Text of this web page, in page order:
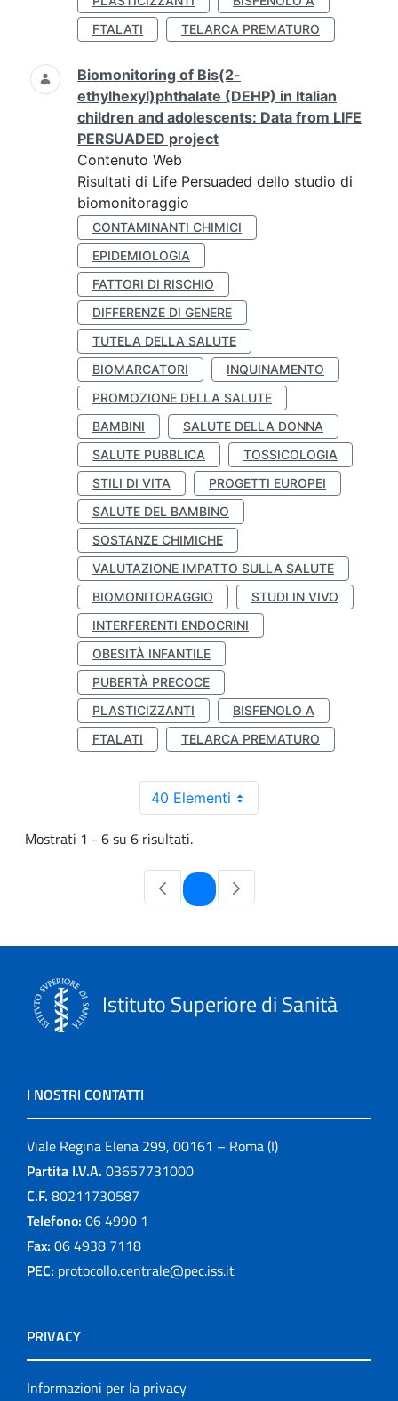
FTALATI
TELARCA PREMATURO
Biomonitoring of Bis(2-
ethylhexyl)phthalate (DEHP) in Italian
children and adolescents: Data from LIFE
PERSUADED project
Contenuto Web
Risultati di Life Persuaded dello studio di
biomonitoraggio
CONTAMINANTI CHIMICI
EPIDEMIOLOGIA
FATTORI DI RISCHIO
DIFFERENZE DI GENERE
TUTELA DELLA SALUTE
BIOMARCATORI
INQUINAMENTO
PROMOZIONE DELLA SALUTE
BAMBINI
SALUTE DELLA DONNA
SALUTE PUBBLICA
TOSSICOLOGIA
STILI DI VITA
PROGETTI EUROPEI
SALUTE DEL BAMBINO
SOSTANZE CHIMICHE
VALUTAZIONE IMPATTO SULLA SALUTE
BIOMONITORAGGIO
STUDI IN VIVO
INTERFERENTI ENDOCRINI
OBESITÀ INFANTILE
PUBERTÀ PRECOCE
PLASTICIZZANTI
BISFENOLO A
FTALATI
TELARCA PREMATURO
40 Elementi
Mostrati 1 - 6 su 6 risultati.
Pagina
Istituto Superiore di Sanità
I NOSTRI CONTATTI
Viale Regina Elena 299, 00161 – Roma (I)
Partita I.V.A. 03657731000
C.F. 80211730587
Telefono: 06 4990 1
Fax: 06 4938 7118
PEC: protocollo.centrale@pec.iss.it
PRIVACY
Informazioni per la privacy